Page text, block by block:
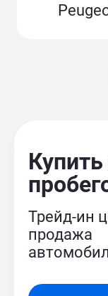
Трейд-ин
продажа